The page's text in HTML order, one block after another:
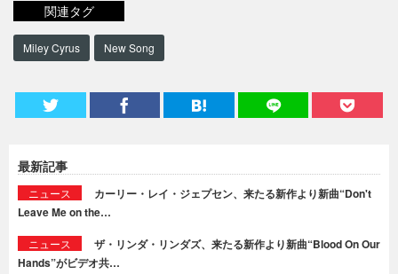
関連タグ
Miley Cyrus New Song
最新記事
ニュース
カーリー・レイ・ジェプセン、来たる新作より新曲“Don't
Leave Me on the…
ニュース
ザ・リンダ・リンダズ、来たる新作より新曲“Blood On Our
Hands”がビデオ共…